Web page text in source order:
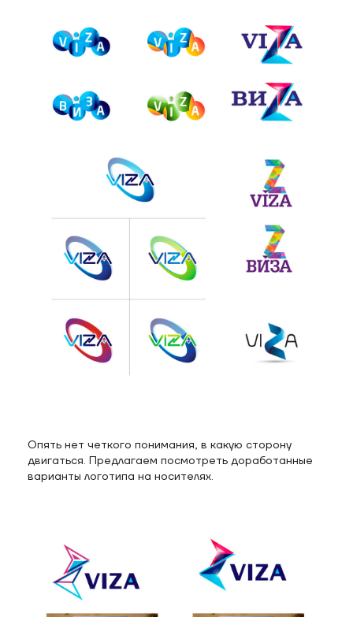
Опять нет четкого понимания, в какую сторону
двигаться. Предлагаем посмотреть доработанные
варианты логотипа на носителях.